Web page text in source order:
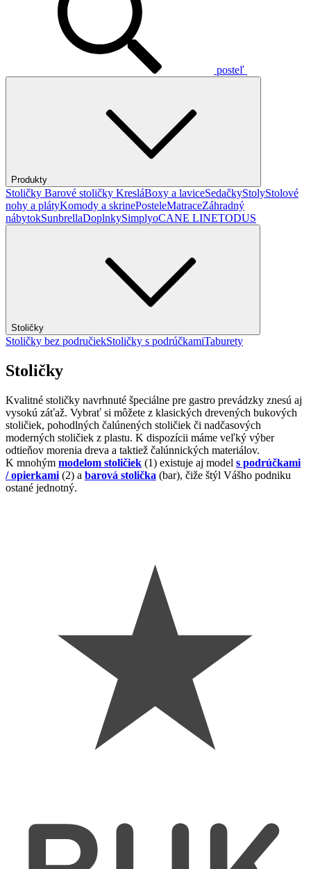
posteľ
Produkty
Stoličky Barové stoličky KresláBoxy a laviceSedačkyStolyStolové
nohy a plátyKomody a skrinePosteleMatraceZáhradný
nábytokSunbrellaDoplnkySimplyoCANE LINETODUS
Stoličky
Stoličky bez područiekStoličky s podrúčkamiTaburety
Stoličky
Kvalitné stoličky navrhnuté špeciálne pre gastro prevádzky znesú aj
vysokú záťaž. Vybrať si môžete z klasických drevených bukových
stoličiek, pohodlných čalúnených stoličiek či nadčasových
moderných stoličiek z plastu. K dispozícii máme veľký výber
odtieňov morenia dreva a taktiež čalúnnických materiálov.
K mnohým modelom stoličiek (1) existuje aj model s podrúčkami
/ opierkami (2) a barová stolička (bar), čiže štýl Vášho podniku
ostané jednotný.